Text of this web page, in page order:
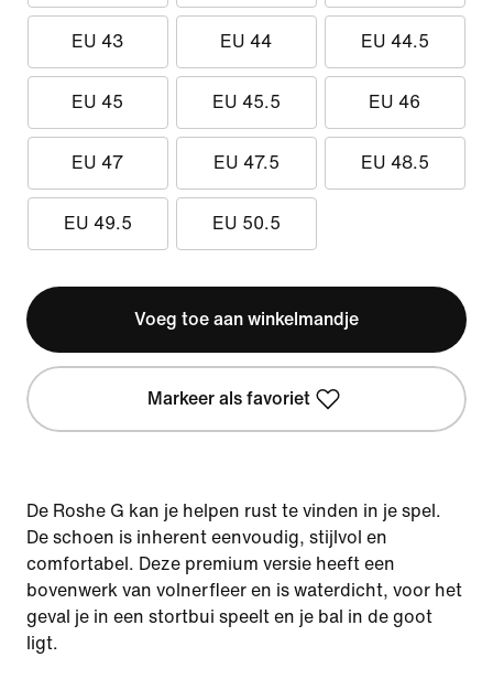
EU 43 EU 44 EU 44.5
EU 45 EU 45.5 EU 46
EU 47 EU 47.5 EU 48.5
EU 49.5 EU 50.5
Voeg toe aan winkelmandje
Markeer als favoriet
De Roshe G kan je helpen rust te vinden in je spel.
De schoen is inherent eenvoudig, stijlvol en
comfortabel. Deze premium versie heeft een
bovenwerk van volnerfleer en is waterdicht, voor het
geval je in een stortbui speelt en je bal in de goot
ligt.